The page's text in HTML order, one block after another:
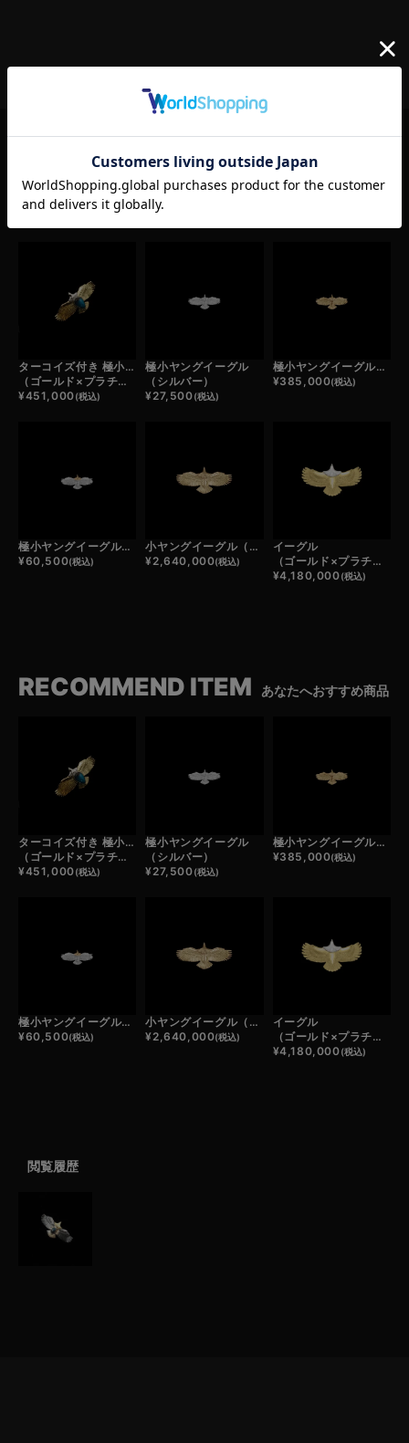
RELATED ITEM
ターコイズ付き 極小ヤングイーグル
（ゴールド×プラチナ）
¥451,000(税込)
極小ヤングイーグル
（シルバー）
¥27,500(税込)
極小ヤングイーグル（ゴールド）
¥385,000(税込)
極小ヤングイーグル（コンビ）
¥60,500(税込)
小ヤングイーグル（ゴールド）
¥2,640,000(税込)
イーグル
（ゴールド×プラチナ）
¥4,180,000(税込)
RECOMMEND ITEM あなたへおすすめ商品
ターコイズ付き 極小ヤングイーグル
（ゴールド×プラチナ）
¥451,000(税込)
極小ヤングイーグル
（シルバー）
¥27,500(税込)
極小ヤングイーグル（ゴールド）
¥385,000(税込)
極小ヤングイーグル（コンビ）
¥60,500(税込)
小ヤングイーグル（ゴールド）
¥2,640,000(税込)
イーグル
（ゴールド×プラチナ）
¥4,180,000(税込)
閲覧履歴